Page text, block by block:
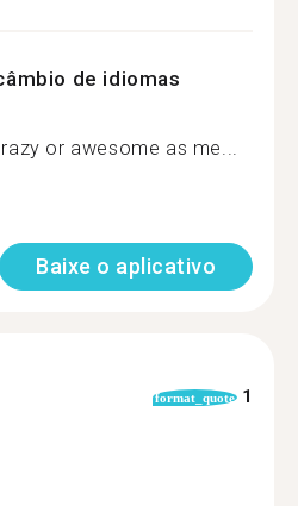
de idiomas
or awesome as me...
Baixe o aplicativo
format_quote 1